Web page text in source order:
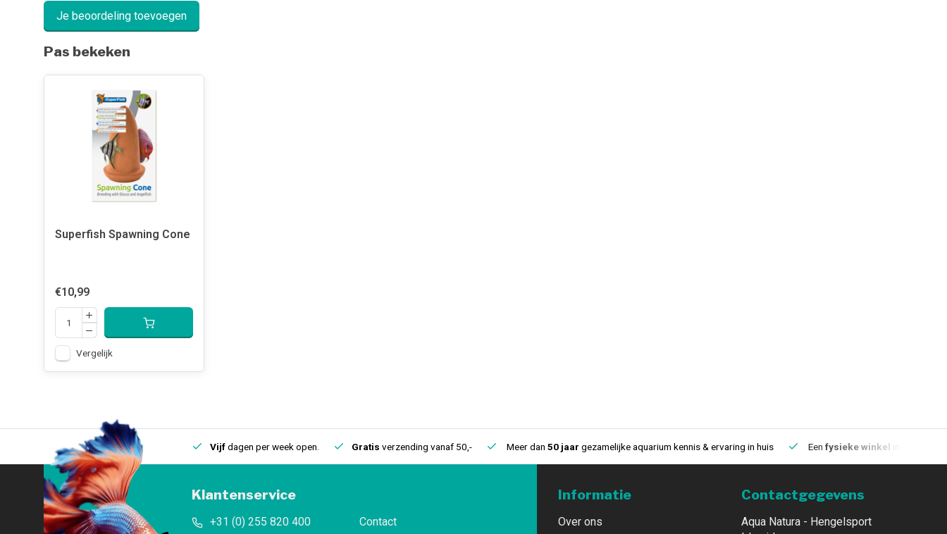
Je beoordeling toevoegen
Pas bekeken
Superfish Spawning Cone
€10,99
Vergelijk
Eenfysieke winkelin IJmuiden Vijfdagen per week open. Gratis verzending vanaf 50,- Meer dan 50 jaar gezamelijke aquarium kennis & ervaring in huis Een fysieke winkel
Klantenservice
+31 (0) 255 820 400 Contact
Informatie
Over ons
Contactgegevens
Aqua Natura - Hengelsport